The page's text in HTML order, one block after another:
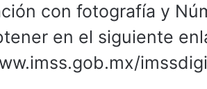
con fotografía y
en el siguiente